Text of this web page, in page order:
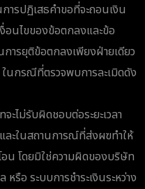
รปฏิเสธคำขอที่จะถอนเงิน
อนไขของข้อตกลงและข้อ
รยุติข้อตกลงเพียงฝ่ายเดียว
นกรณีที่ตรวจพบการละเมิดดัง
ะไม่รับผิดชอบต่อระยะเวลา
ละในสถานการณ์ที่ส่งผฃทำให้
อน โดยมิใช่ความผิดของบริษัท
รือ ระบบการชำระเงินระหว่าง